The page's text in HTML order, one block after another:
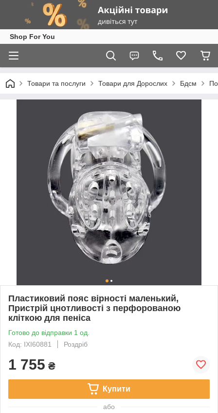
Shop For You
Товари та послуги Товари для Дорослих Бдсм
Пластиковий пояс вірності маленький,
Пристрій цнотливості з перфорованою
кліткою для пеніса
Готово до відправки 1 од.
Код: IXI60881
Роздріб
1 755 ₴
Купити
або